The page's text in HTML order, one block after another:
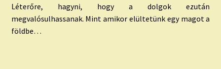
Léterőre, hagyni, hogy a dolgok ezután
megvalósulhassanak. Mint amikor elültetünk egy magot a
földbe…